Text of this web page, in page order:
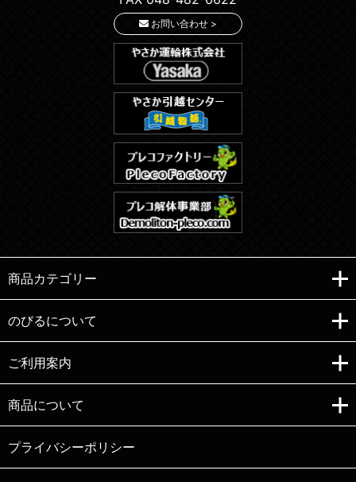
お問い合わせ >
商品カテゴリー
のびるについて
ご利用案内
商品について
プライバシーポリシー
Copyright (C)e-nobiru All right reserved.